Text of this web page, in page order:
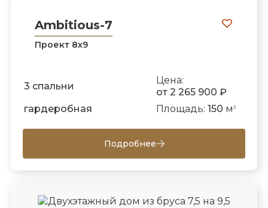
Ambitious-7
Проект 8х9
3 спальни
Цена:
от 2 265 900 ₽
гардеробная
Площадь: 150 м 2
Подробнее